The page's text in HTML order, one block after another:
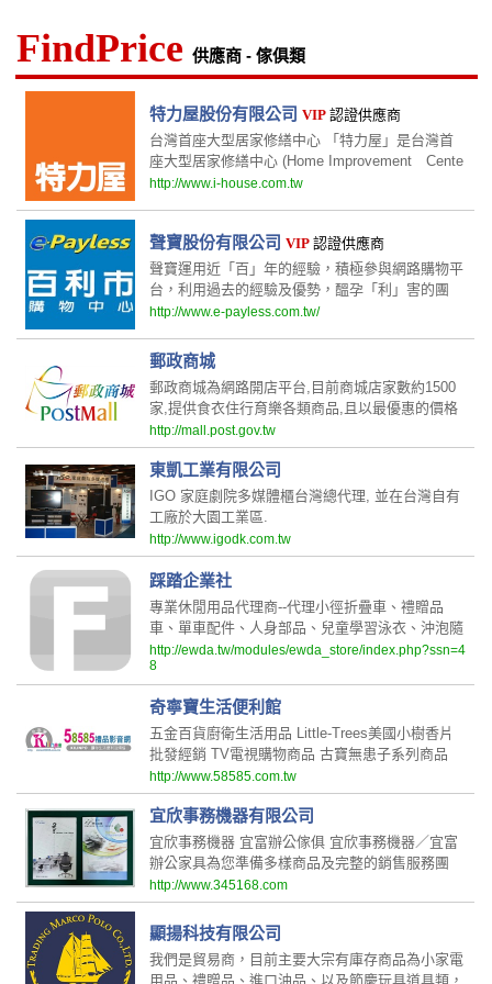
FindPrice 供應商 - 傢俱類
特力屋股份有限公司 VIP認證供應商
台灣首座大型居家修繕中心 「特力屋」是台灣首
座大型居家修繕中心 (Home Improvement Cente
r)；自成立以來，為台灣注入居家修繕DIY熱潮，
http://www.i-house.com.tw
聲寶股份有限公司 VIP認證供應商
聲寶運用近「百」年的經驗，積極參與網路購物平
台，利用過去的經驗及優勢，醞孕「利」害的團
隊，打造一個最專業及最優惠的購物平台，在競爭
力，讓消費者以最合理的預算
http://www.e-payless.com.tw/
郵政商城
郵政商城為網路開店平台,目前商城店家數約1500
家,提供食衣住行育樂各類商品,且以最優惠的價格
回饋給消費者,若有任何購物上的需求,歡迎與我們
的店家聯繫~
http://mall.post.gov.tw
東凱工業有限公司
IGO 家庭劇院多媒體櫃台灣總代理, 並在台灣自有
工廠於大園工業區.
http://www.igodk.com.tw
踩踏企業社
專業休閒用品代理商--代理小徑折疊車、禮贈品
車、單車配件、人身部品、兒童學習泳衣、沖泡隨
身壺等等批發，及各公司企業團購。企業禮贈品訂
購服務。
http://ewda.tw/modules/ewda_store/index.php?ssn=4
8
奇寧寶生活便利館
五金百貨廚衛生活用品 Little-Trees美國小樹香片
批發經銷 TV電視購物商品 古寶無患子系列商品
熱水器瓦斯爐具台南維修 奇寧寶 讓你生活便利沒
煩惱
http://www.58585.com.tw
宜欣事務機器有限公司
宜欣事務機器 宜富辦公傢俱 宜欣事務機器／宜富
辦公家具為您準備多樣商品及完整的銷售服務團
隊、從設計／規劃-施工到預算控制與租賃節稅方
案，盼成為您最有力的好幫手
http://www.345168.com
顯揚科技有限公司
我們是貿易商，目前主要大宗有庫存商品為小家電
用品、禮贈品、進口油品、以及節慶玩具道具類，